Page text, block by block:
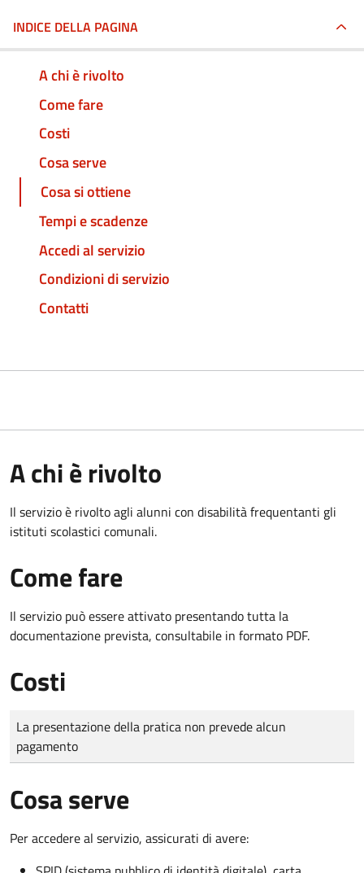
INDICE DELLA PAGINA
A chi è rivolto
Come fare
Costi
Cosa serve
Cosa si ottiene
Tempi e scadenze
Accedi al servizio
Condizioni di servizio
Contatti
A chi è rivolto
Il servizio è rivolto agli alunni con disabilità frequentanti gli
istituti scolastici comunali.
Come fare
Il servizio può essere attivato presentando tutta la
documentazione prevista, consultabile in formato PDF.
Costi
Tipo di pagamento
Importo
La presentazione della pratica non prevede alcun
pagamento
Cosa serve
Per accedere al servizio, assicurati di avere: